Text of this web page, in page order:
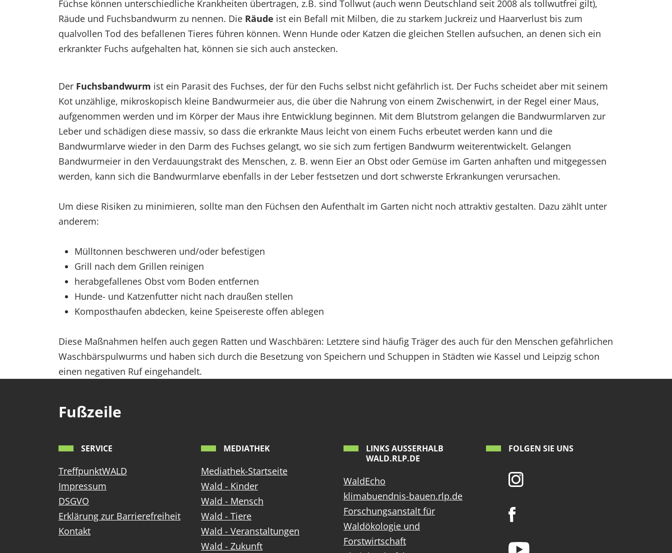
Füchse können unterschiedliche Krankheiten übertragen, z.B. sind Tollwut (auch wenn Deutschland seit 2008 als tollwutfrei gilt),
Räude und Fuchsbandwurm zu nennen. Die Räude ist ein Befall mit Milben, die zu starkem Juckreiz und Haarverlust bis zum
qualvollen Tod des befallenen Tieres führen können. Wenn Hunde oder Katzen die gleichen Stellen aufsuchen, an denen sich ein
erkrankter Fuchs aufgehalten hat, können sie sich auch anstecken.
Der Fuchsbandwurm ist ein Parasit des Fuchses, der für den Fuchs selbst nicht gefährlich ist. Der Fuchs scheidet aber mit seinem
Kot unzählige, mikroskopisch kleine Bandwurmeier aus, die über die Nahrung von einem Zwischenwirt, in der Regel einer Maus,
aufgenommen werden und im Körper der Maus ihre Entwicklung beginnen. Mit dem Blutstrom gelangen die Bandwurmlarven zur
Leber und schädigen diese massiv, so dass die erkrankte Maus leicht von einem Fuchs erbeutet werden kann und die
Bandwurmlarve wieder in den Darm des Fuchses gelangt, wo sie sich zum fertigen Bandwurm weiterentwickelt. Gelangen
Bandwurmeier in den Verdauungstrakt des Menschen, z. B. wenn Eier an Obst oder Gemüse im Garten anhaften und mitgegessen
werden, kann sich die Bandwurmlarve ebenfalls in der Leber festsetzen und dort schwerste Erkrankungen verursachen.
Um diese Risiken zu minimieren, sollte man den Füchsen den Aufenthalt im Garten nicht noch attraktiv gestalten. Dazu zählt unter
anderem:
Mülltonnen beschweren und/oder befestigen
Grill nach dem Grillen reinigen
herabgefallenes Obst vom Boden entfernen
Hunde- und Katzenfutter nicht nach draußen stellen
Komposthaufen abdecken, keine Speisereste offen ablegen
Diese Maßnahmen helfen auch gegen Ratten und Waschbären: Letztere sind häufig Träger des auch für den Menschen gefährlichen
Waschbärspulwurms und haben sich durch die Besetzung von Speichern und Schuppen in Städten wie Kassel und Leipzig schon
einen negativen Ruf eingehandelt.
Fußzeile
SERVICE
TreffpunktWALD
Impressum
DSGVO
Erklärung zur Barrierefreiheit
Kontakt
MEDIATHEK
Mediathek-Startseite
Wald - Kinder
Wald - Mensch
Wald - Tiere
Wald - Veranstaltungen
Wald - Zukunft
LINKS AUSSERHALB W
ALD.RLP.DE
WaldEcho
klimabuendnis-bauen.rlp.de
Forschungsanstalt für
Waldökologie und
Forstwirtschaft
FOLGEN SIE UNS